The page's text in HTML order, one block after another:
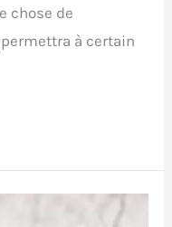
chose de
à certain